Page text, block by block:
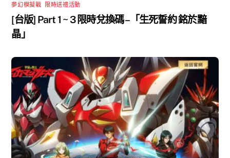
夢幻模擬戰 限時送禮活動
[台版] Part 1 ~ 3 限時兌換碼 –「生死誓約 銘於黯
晶」